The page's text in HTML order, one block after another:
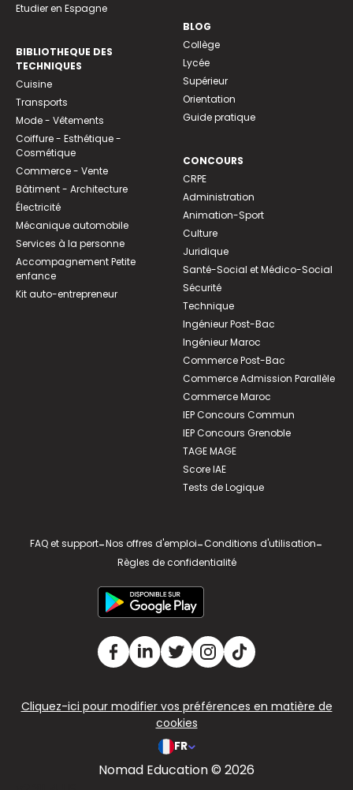
Etudier en Espagne
BIBLIOTHEQUE DES
TECHNIQUES
Cuisine
Transports
Mode - Vêtements
Coiffure - Esthétique -
Cosmétique
Commerce - Vente
Bâtiment - Architecture
Électricité
Mécanique automobile
Services à la personne
Accompagnement Petite
enfance
Kit auto-entrepreneur
BLOG
Collège
Lycée
Supérieur
Orientation
Guide pratique
CONCOURS
CRPE
Administration
Animation-Sport
Culture
Juridique
Santé-Social et Médico-Social
Sécurité
Technique
Ingénieur Post-Bac
Ingénieur Maroc
Commerce Post-Bac
Commerce Admission Parallèle
Commerce Maroc
IEP Concours Commun
IEP Concours Grenoble
TAGE MAGE
Score IAE
Tests de Logique
FAQ et support-Nos offres d'emploi-Conditions d'utilisation-
Règles de confidentialité
Cliquez-ici pour modifier vos préférences en matière de
cookies
FR
Nomad Education © 2026